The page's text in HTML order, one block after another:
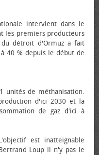
intervient dans le
les premiers producteurs
du détroit d'Ormuz a fait
40 % depuis le début de
unités de méthanisation.
d'ici 2030 et la
de gaz d'ici à
est inatteignable
Loup il n'y pas le